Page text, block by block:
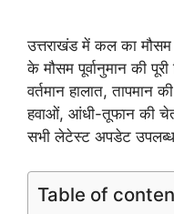
उत्तराखंड में कल का मौसम
के मौसम पूर्वानुमान की
वर्तमान हालात, तापमान
हवाओं, आंधी-तूफान की
सभी लेटेस्ट अपडेट
Table of